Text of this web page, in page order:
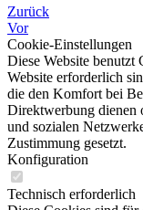
Zurück
Vor
Cookie-Einstellungen
Diese Website benutzt
Website erforderlich
die den Komfort bei
Direktwerbung dienen
und sozialen
Zustimmung gesetzt.
Konfiguration
Technisch erforderlich